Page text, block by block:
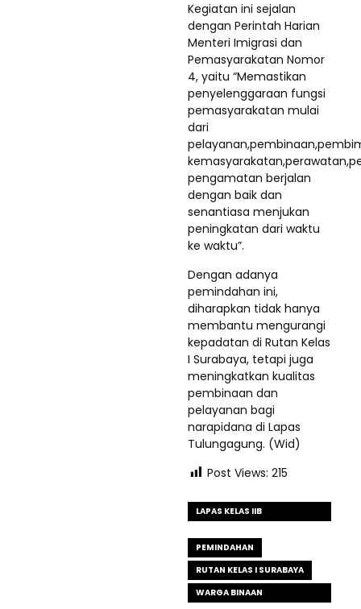
Kegiatan ini sejalan
dengan Perintah Harian
Menteri Imigrasi dan
Pemasyarakatan Nomor
4, yaitu “Memastikan
penyelenggaraan fungsi
pemasyarakatan mulai
dari
pengamatan berjalan
dengan baik dan
senantiasa menjukan
peningkatan dari waktu
ke waktu”.
Dengan adanya
pemindahan ini,
diharapkan tidak hanya
membantu mengurangi
kepadatan di Rutan Kelas
I Surabaya, tetapi juga
meningkatkan kualitas
pembinaan dan
pelayanan bagi
narapidana di Lapas
Tulungagung. (Wid)
Post Views: 215
LAPAS KELAS IIB
PEMINDAHAN
RUTAN KELAS I SURABAYA
WARGA BINAAN